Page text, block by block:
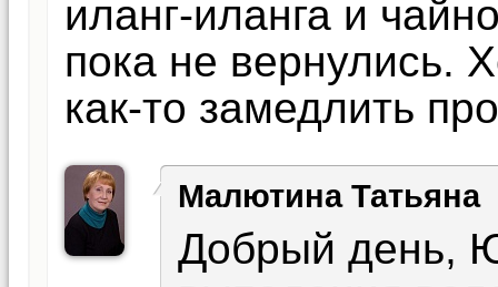
иланг-иланга и
пока не вернулись.
как-то замедлить
Малютина Татьяна
Добрый день,